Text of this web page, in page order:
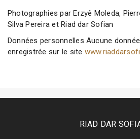
Photographies par Erzyê Moleda,
Silva Pereira et Riad dar Sofian
Données personnelles Aucune
enregistrée sur le site
RIAD DAR